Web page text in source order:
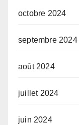
octobre 2024
septembre 2024
août 2024
juillet 2024
juin 2024